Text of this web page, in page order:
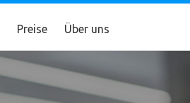
Preise Über uns